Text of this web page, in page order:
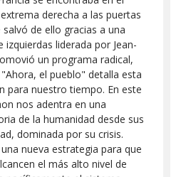
derecha a las puertas
de ello gracias a una
liderada por Jean-
un programa radical,
el pueblo" detalla esta
para nuestro tiempo. En este
nos adentra en una
de la humanidad desde sus
dominada por su crisis.
nueva estrategia para que
el más alto nivel de